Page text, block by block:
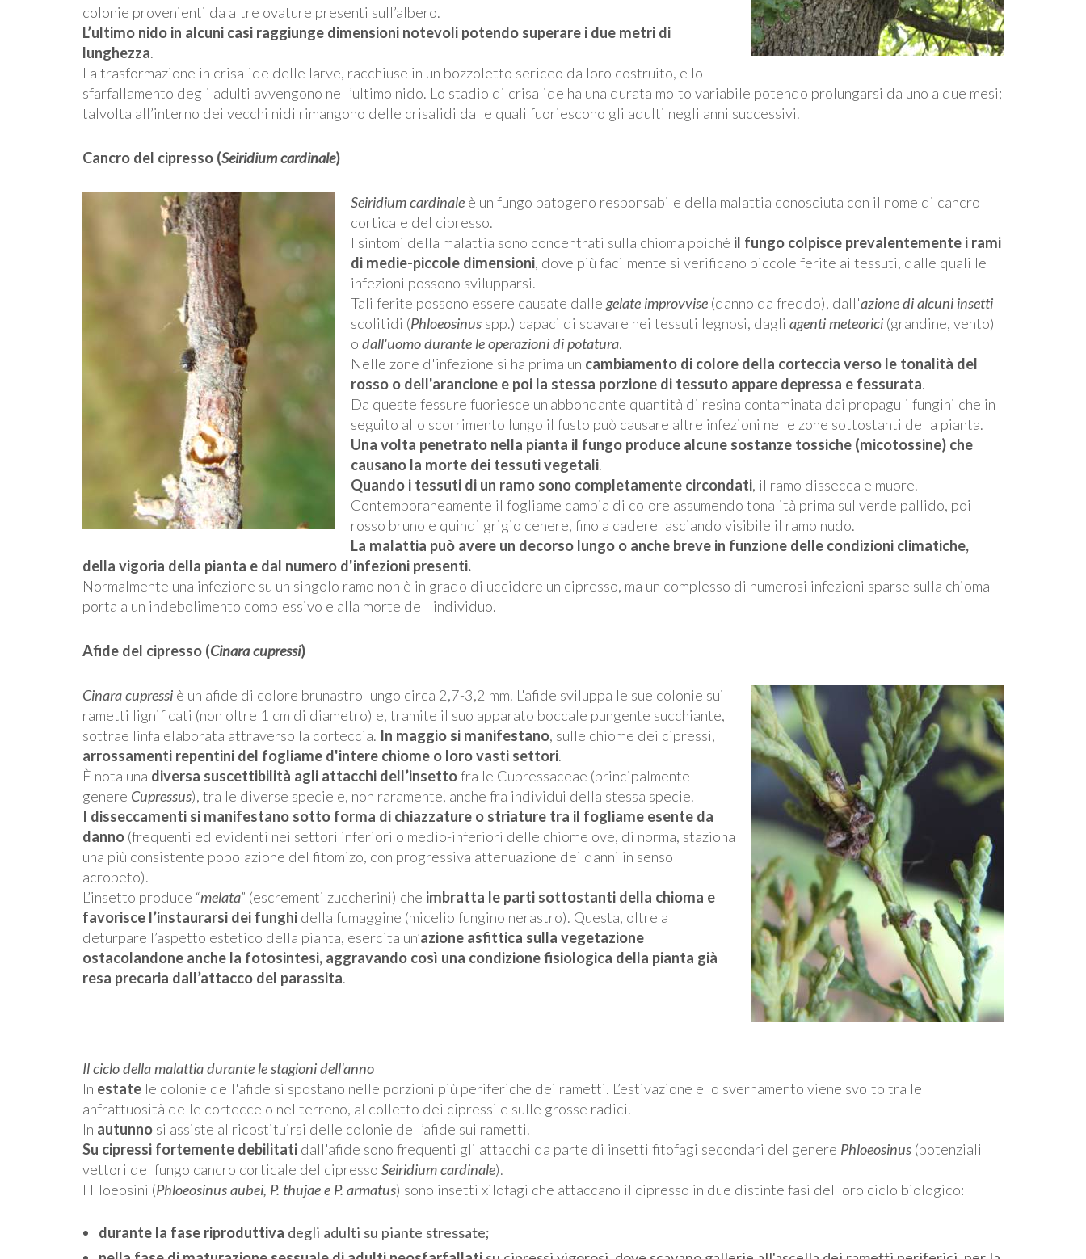
colonie provenienti da altre ovature presenti sull’albero.
L’ultimo nido in alcuni casi raggiunge dimensioni notevoli potendo superare i due metri di
lunghezza.
La trasformazione in crisalide delle larve, racchiuse in un bozzoletto sericeo da loro costruito, e lo
sfarfallamento degli adulti avvengono nell’ultimo nido. Lo stadio di crisalide ha una durata molto variabile potendo prolungarsi da uno a due mesi;
talvolta all’interno dei vecchi nidi rimangono delle crisalidi dalle quali fuoriescono gli adulti negli anni successivi.
Cancro del cipresso (Seiridium cardinale)
Seiridium cardinale è un fungo patogeno responsabile della malattia conosciuta con il nome di cancro
corticale del cipresso.
I sintomi della malattia sono concentrati sulla chioma poiché il fungo colpisce prevalentemente i rami
di medie-piccole dimensioni, dove più facilmente si verificano piccole ferite ai tessuti, dalle quali le
infezioni possono svilupparsi.
Tali ferite possono essere causate dalle gelate improvvise (danno da freddo), dall'azione di alcuni insetti
scolitidi (Phloeosinus spp.) capaci di scavare nei tessuti legnosi, dagli agenti meteorici (grandine, vento)
o dall'uomo durante le operazioni di potatura.
Nelle zone d'infezione si ha prima un cambiamento di colore della corteccia verso le tonalità del
rosso o dell'arancione e poi la stessa porzione di tessuto appare depressa e fessurata.
Da queste fessure fuoriesce un'abbondante quantità di resina contaminata dai propaguli fungini che in
seguito allo scorrimento lungo il fusto può causare altre infezioni nelle zone sottostanti della pianta.
Una volta penetrato nella pianta il fungo produce alcune sostanze tossiche (micotossine) che
causano la morte dei tessuti vegetali.
Quando i tessuti di un ramo sono completamente circondati, il ramo dissecca e muore.
Contemporaneamente il fogliame cambia di colore assumendo tonalità prima sul verde pallido, poi
rosso bruno e quindi grigio cenere, fino a cadere lasciando visibile il ramo nudo.
La malattia può avere un decorso lungo o anche breve in funzione delle condizioni climatiche,
della vigoria della pianta e dal numero d'infezioni presenti.
Normalmente una infezione su un singolo ramo non è in grado di uccidere un cipresso, ma un complesso di numerosi infezioni sparse sulla chioma
porta a un indebolimento complessivo e alla morte dell'individuo.
Afide del cipresso (Cinara cupressi)
Cinara cupressi è un afide di colore brunastro lungo circa 2,7-3,2 mm. L'afide sviluppa le sue colonie sui
rametti lignificati (non oltre 1 cm di diametro) e, tramite il suo apparato boccale pungente succhiante,
sottrae linfa elaborata attraverso la corteccia. In maggio si manifestano, sulle chiome dei cipressi,
arrossamenti repentini del fogliame d'intere chiome o loro vasti settori.
È nota una diversa suscettibilità agli attacchi dell’insettofra le Cupressaceae (principalmente
genere Cupressus), tra le diverse specie e, non raramente, anche fra individui della stessa specie.
I disseccamenti si manifestano sotto forma di chiazzature o striature tra il fogliame esente da
danno (frequenti ed evidenti nei settori inferiori o medio-inferiori delle chiome ove, di norma, staziona
una più consistente popolazione del fitomizo, con progressiva attenuazione dei danni in senso
acropeto).
L’insetto produce “melata” (escrementi zuccherini) che imbratta le parti sottostanti della chioma e
favorisce l’instaurarsi dei funghi della fumaggine (micelio fungino nerastro). Questa, oltre a
deturpare l’aspetto estetico della pianta, esercita un’azione asfittica sulla vegetazione
ostacolandone anche la fotosintesi, aggravando così una condizione fisiologica della pianta già
resa precaria dall’attacco del parassita.
Il ciclo della malattia durante le stagioni dell'anno
In estate le colonie dell'afide si spostano nelle porzioni più periferiche dei rametti. L’estivazione e lo svernamento viene svolto tra le
anfrattuosità delle cortecce o nel terreno, al colletto dei cipressi e sulle grosse radici.
In autunno si assiste al ricostituirsi delle colonie dell’afide sui rametti.
Su cipressi fortemente debilitati dall'afide sono frequenti gli attacchi da parte di insetti fitofagi secondari del genere Phloeosinus (potenziali
vettori del fungo cancro corticale del cipresso Seiridium cardinale).
I Floeosini (Phloeosinus aubei, P. thujae e P. armatus) sono insetti xilofagi che attaccano il cipresso in due distinte fasi del loro ciclo biologico:
durante la fase riproduttiva degli adulti su piante stressate;